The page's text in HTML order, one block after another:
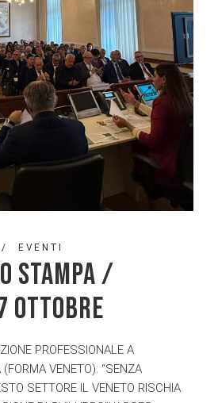
EVENTI
STAMPA /
OTTOBRE
PROFESSIONALE A
VENETO): “SENZA
SETTORE IL VENETO RISCHIA